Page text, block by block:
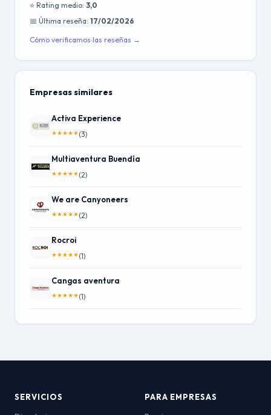
⭐ Rating medio: 3,0
📅 Última reseña: 17/02/2026
Cómo verificamos las reseñas →
Empresas similares
Activa Experience
★★★★★(3)
Multiaventura Buendía
★★★★★(2)
We are Canyoneers
★★★★★(2)
Rocroi
★★★★★(1)
Cangas aventura
★★★★★(1)
SERVICIOS
PARA EMPRESAS